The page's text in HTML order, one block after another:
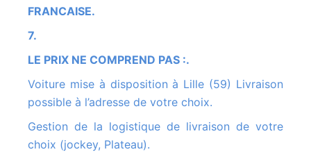
FRANCAISE.
7.
LE PRIX NE COMPREND PAS :.
Voiture mise à disposition à Lille (59) Livraison
possible à l’adresse de votre choix.
Gestion de la logistique de livraison de votre
choix (jockey, Plateau).